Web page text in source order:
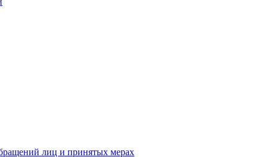
лиц и принятых мерах